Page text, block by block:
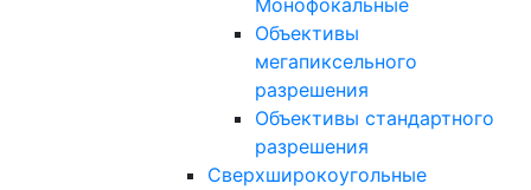
Монофокальные
Объективы
мегапиксельного
разрешения
Объективы стандартного
разрешения
Сверхширокоугольные